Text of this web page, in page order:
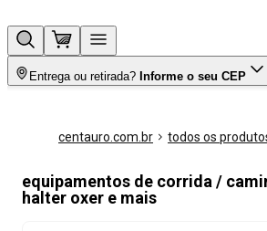
Entrega ou retirada? Informe o seu CEP
centauro.com.br todos os
equipamentos de corrida /
halter oxer e mais